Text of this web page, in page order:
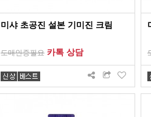
미샤 초공진 설본 기미진 크림
도매인증필요 카톡 상담